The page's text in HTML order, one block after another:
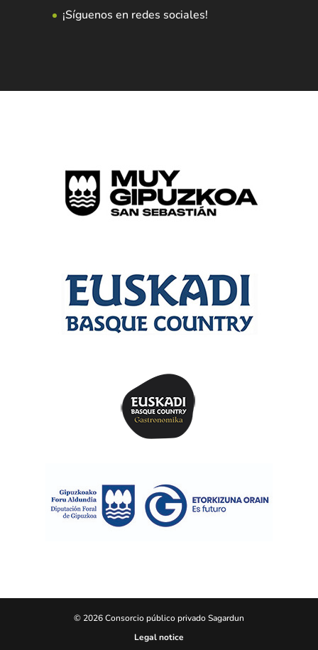
¡Síguenos en redes sociales!
© 2026 Consorcio público privado Sagardun
Legal notice